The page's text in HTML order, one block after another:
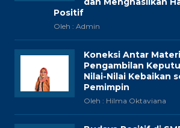
Positif
Oleh : Admin
Koneksi Antar
Pengambilan
Nilai-Nilai Kebaikan
Pemimpin
Oleh : Hilma Oktaviana